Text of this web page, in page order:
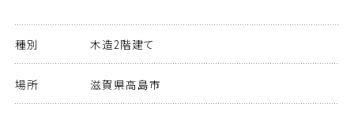
種別 木造2階建て
場所 滋賀県高島市